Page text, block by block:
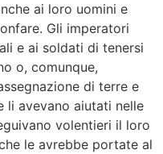
ai loro uomini e
Gli imperatori
e ai soldati di tenersi
o, comunque,
di terre e
li avevano aiutati nelle
volentieri il loro
le avrebbe portate al